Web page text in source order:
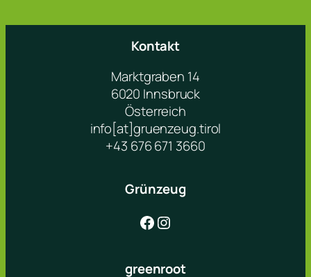
Kontakt
Marktgraben 14
6020 Innsbruck
Österreich
info[at]gruenzeug.tirol
+43 676 671 3660
Grünzeug
Facebook Instagram
greenroot